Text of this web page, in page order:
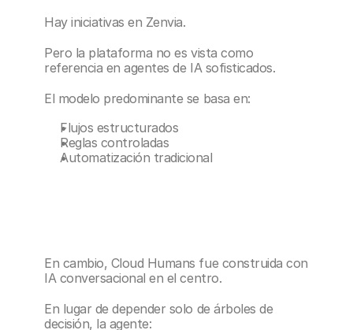
Hay iniciativas en Zenvia.
Pero la plataforma no es vista como
referencia en agentes de IA sofisticados.
El modelo predominante se basa en:
Flujos estructurados
Reglas controladas
Automatización tradicional
En cambio, Cloud Humans fue construida con
IA conversacional en el centro.
En lugar de depender solo de árboles de
decisión, la agente: